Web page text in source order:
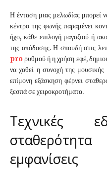
Η ένταση μιας μελωδίας μπορεί
κέντρο της φωνής παραμένει
ήχο, κάθε επιλογή μαγαζιού ή
της απόδοσης. Η σπουδή στις
pro ρυθμού ή η χρήση εφέ,
να χαθεί η συνοχή της
επίμονη εξάσκηση φέρνει
ξεσπά σε χειροκροτήματα.
Τεχνικές
εμφανίσεις